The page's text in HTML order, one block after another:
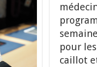
pour
caillot